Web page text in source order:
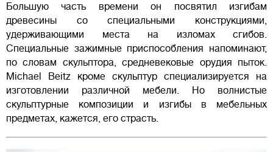
Большую часть времени он посвятил изгибам
древесины со специальными конструкциями,
удерживающими места на изломах сгибов.
Специальные зажимные приспособления напоминают,
по словам скульптора, средневековые орудия пыток.
Michael Beitz кроме скульптур специализируется на
изготовлении различной мебели. Но волнистые
скульптурные композиции и изгибы в мебельных
предметах, кажется, его страсть.